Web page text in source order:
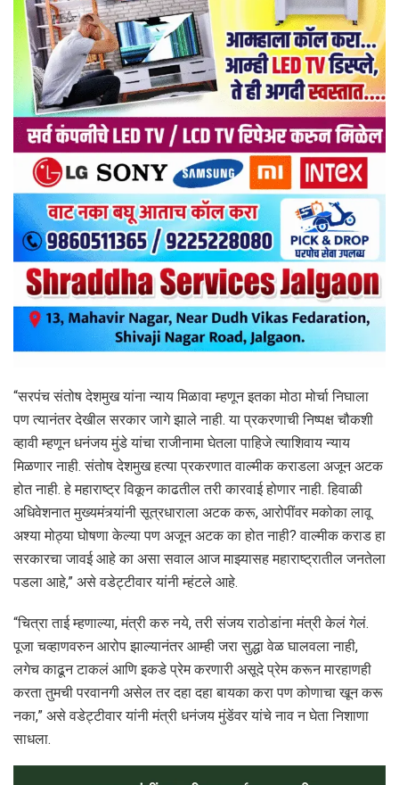
“सरपंच संतोष देशमुख यांना न्याय मिळावा म्हणून इतका मोठा मोर्चा निघाला
पण त्यानंतर देखील सरकार जागे झाले नाही. या प्रकरणाची निष्पक्ष चौकशी
व्हावी म्हणून धनंजय मुंडे यांचा राजीनामा घेतला पाहिजे त्याशिवाय न्याय
मिळणार नाही. संतोष देशमुख हत्या प्रकरणात वाल्मीक कराडला अजून अटक
होत नाही. हे महाराष्ट्र विकून काढतील तरी कारवाई होणार नाही. हिवाळी
अधिवेशनात मुख्यमंत्र्यांनी सूत्रधाराला अटक करू, आरोपींवर मकोका लावू
अश्या मोठ्या घोषणा केल्या पण अजून अटक का होत नाही? वाल्मीक कराड हा
सरकारचा जावई आहे का असा सवाल आज माझ्यासह महाराष्ट्रातील जनतेला
पडला आहे,” असे वडेट्टीवार यांनी म्हंटले आहे.
“चित्रा ताई म्हणाल्या, मंत्री करु नये, तरी संजय राठोडांना मंत्री केलं गेलं.
पूजा चव्हाणवरुन आरोप झाल्यानंतर आम्ही जरा सुद्धा वेळ घालवला नाही,
लगेच काढून टाकलं आणि इकडे प्रेम करणारी असूदे प्रेम करून मारहाणही
करता तुमची परवानगी असेल तर दहा दहा बायका करा पण कोणाचा खून करू
नका,” असे वडेट्टीवार यांनी मंत्री धनंजय मुंडेंवर यांचे नाव न घेता निशाणा
साधला.